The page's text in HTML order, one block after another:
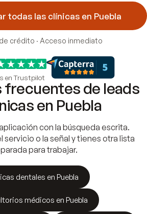
todas las clínicas en Puebla
crédito · Acceso inmediato
en Trustpilot
frecuentes de leads
en Puebla
con la búsqueda escrita.
servicio o la señal y tienes otra lista
para trabajar.
dentales en Puebla
médicos en Puebla